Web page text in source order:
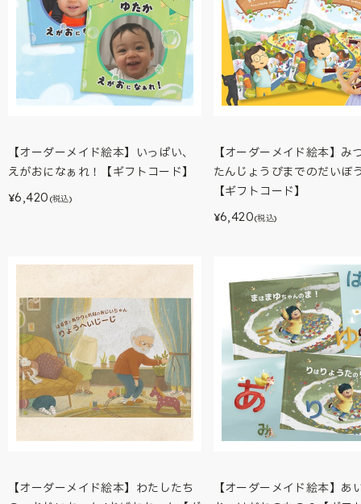
【オーダーメイド絵本】いっぱい、
えがおになぁれ！【ギフトコード】
¥6,420 (税込)
【オーダーメイド絵本】み
たんじょうびまでのだいぼ
【ギフトコード】
¥6,420(税込)
【オーダーメイド絵本】わたしたち
【オーダーメイド絵本】あ